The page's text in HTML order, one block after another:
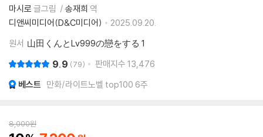
마시로 글그림 송재희 역
디앤씨미디어(D&C미디어)
2025.09.20.
원서 山田くんとLv999の戀をする 1
9.9 79 판매지수 13,476
베스트 만화/라이트노벨 top100 6주
8,000원